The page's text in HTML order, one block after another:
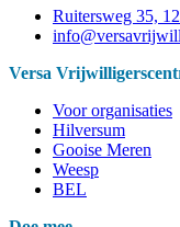
Ruitersweg 35,
Versa
Voor organisaties
Hilversum
Gooise Meren
Weesp
BEL